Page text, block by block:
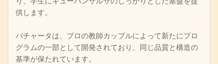
供します。
バチャータは、プロの教師カップルによって新たにプロ
グラムの一部として開発されており、同じ品質と構造の
基準が保たれています。